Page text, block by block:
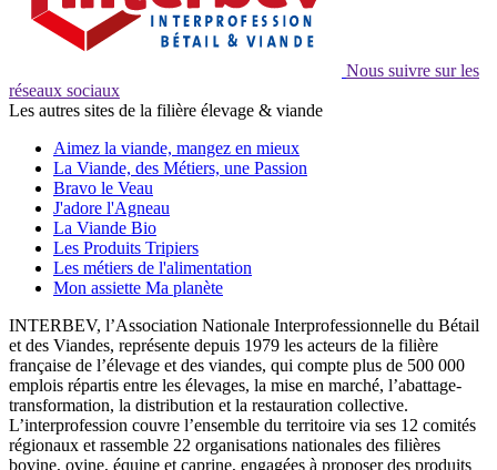
Nous suivre sur les
réseaux sociaux
Les autres sites de la filière élevage & viande
Aimez la viande, mangez en mieux
La Viande, des Métiers, une Passion
Bravo le Veau
J'adore l'Agneau
La Viande Bio
Les Produits Tripiers
Les métiers de l'alimentation
Mon assiette Ma planète
INTERBEV, l’Association Nationale Interprofessionnelle du Bétail
et des Viandes, représente depuis 1979 les acteurs de la filière
française de l’élevage et des viandes, qui compte plus de 500 000
emplois répartis entre les élevages, la mise en marché, l’abattage-
transformation, la distribution et la restauration collective.
L’interprofession couvre l’ensemble du territoire via ses 12 comités
régionaux et rassemble 22 organisations nationales des filières
bovine, ovine, équine et caprine, engagées à proposer des produits